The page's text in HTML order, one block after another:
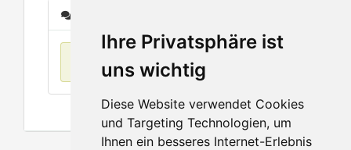
Ihre Privatsphäre ist
uns wichtig
Diese Website verwendet Cookies
und Targeting Technologien, um
Ihnen ein besseres Internet-Erlebnis